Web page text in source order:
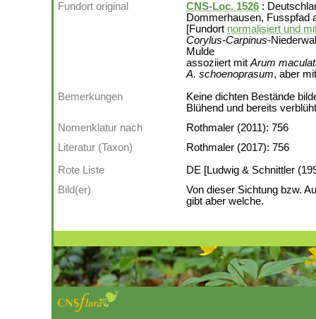
Fundort original
CNS-Loc. 1526 :
Dommerhausen, Fusspfad
[Fundort normalisiert und
Corylus-Carpinus-
Mulde
assoziiert mit Arum
A. schoenoprasum, aber
Bemerkungen
Keine dichten Bestände
Blühend und bereits
Nomenklatur nach
Rothmaler (2011): 756
Literatur (Taxon)
Rothmaler (2017): 756
Rote Liste
DE [Ludwig & Schnittler
Bild(er)
Von dieser Sichtung bzw.
gibt aber welche.